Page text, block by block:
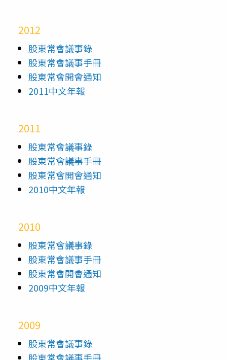
2012
股東常會議事錄
股東常會議事手冊
股東常會開會通知
2011中文年報
2011
股東常會議事錄
股東常會議事手冊
股東常會開會通知
2010中文年報
2010
股東常會議事錄
股東常會議事手冊
股東常會開會通知
2009中文年報
2009
股東常會議事錄